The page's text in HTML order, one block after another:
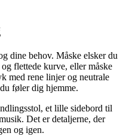
dine behov. Måske elsker du
flettede kurve, eller måske
med rene linjer og neutrale
føler dig hjemme.
et lille sidebord til
Det er detaljerne, der
og igen.